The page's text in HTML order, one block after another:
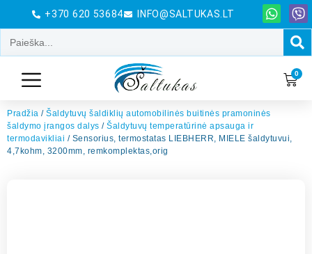
+370 620 53684 INFO@SALTUKAS.LT
0
Pradžia / Šaldytuvų šaldiklių automobilinės buitinės pramoninės
šaldymo įrangos dalys / Šaldytuvų temperatūrinė apsauga ir
termodavikliai / Sensorius, termostatas LIEBHERR, MIELE šaldytuvui,
4,7kohm, 3200mm, remkomplektas,orig